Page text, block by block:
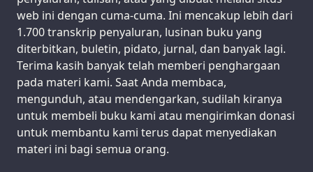
web ini dengan cuma-cuma. Ini mencakup lebih dari
1.700 transkrip penyaluran, lusinan buku yang
diterbitkan, buletin, pidato, jurnal, dan banyak lagi.
Terima kasih banyak telah memberi penghargaan
pada materi kami. Saat Anda membaca,
mengunduh, atau mendengarkan, sudilah kiranya
untuk membeli buku kami atau mengirimkan donasi
untuk membantu kami terus dapat menyediakan
materi ini bagi semua orang.